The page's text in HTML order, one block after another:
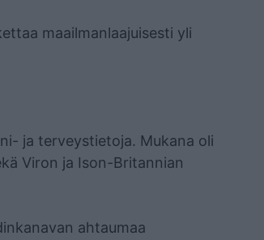
maailmanlaajuisesti yli
ja terveystietoja. Mukana oli
Viron ja Ison-Britannian
ahtaumaa